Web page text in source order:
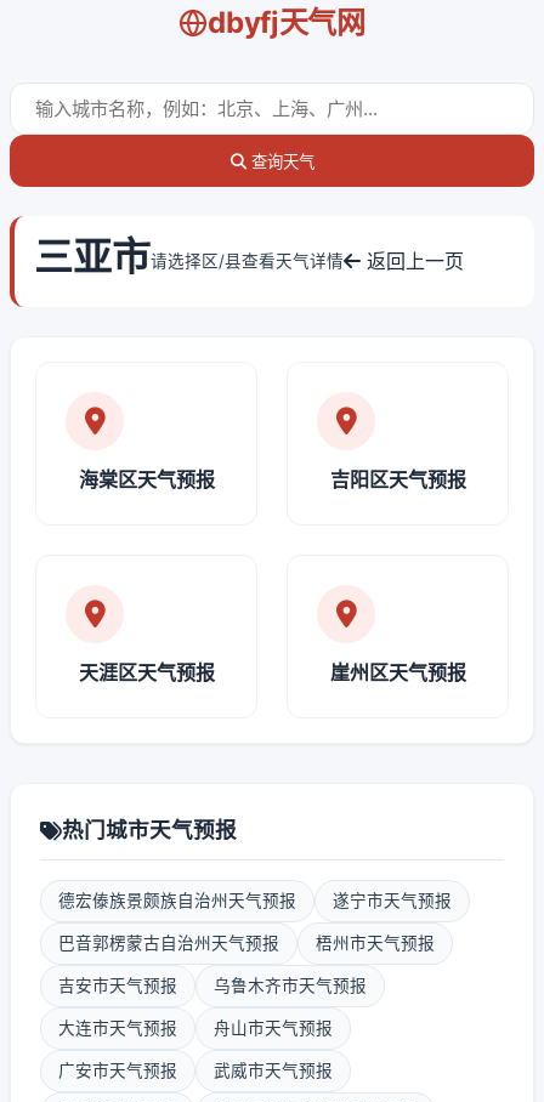
dbyfj天气网
查询天气
三亚市请选择区/县查看天气详情 返回上一页
海棠区天气预报 吉阳区天气预报
天涯区天气预报 崖州区天气预报
热门城市天气预报
德宏傣族景颇族自治州天气预报 遂宁市天气预报
巴音郭楞蒙古自治州天气预报 梧州市天气预报
吉安市天气预报 乌鲁木齐市天气预报
大连市天气预报 舟山市天气预报
广安市天气预报 武威市天气预报